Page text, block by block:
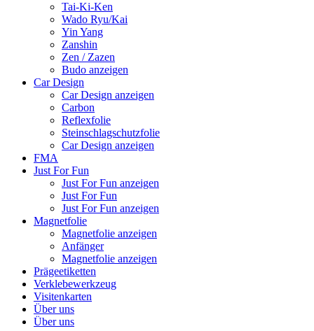
Tai-Ki-Ken
Wado Ryu/Kai
Yin Yang
Zanshin
Zen / Zazen
Budo anzeigen
Car Design
Car Design anzeigen
Carbon
Reflexfolie
Steinschlagschutzfolie
Car Design anzeigen
FMA
Just For Fun
Just For Fun anzeigen
Just For Fun
Just For Fun anzeigen
Magnetfolie
Magnetfolie anzeigen
Anfänger
Magnetfolie anzeigen
Prägeetiketten
Verklebewerkzeug
Visitenkarten
Über uns
Über uns